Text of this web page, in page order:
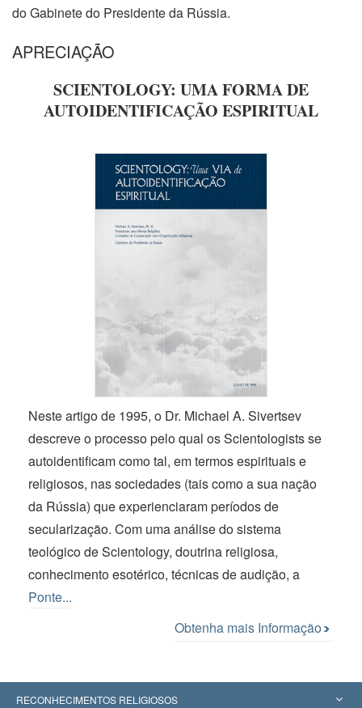
do Gabinete do Presidente da Rússia.
APRECIAÇÃO
SCIENTOLOGY: UMA FORMA DE
AUTOIDENTIFICAÇÃO ESPIRITUAL
Neste artigode 1995, o Dr. Michael A. Sivertsev
descreve o processo pelo qual os Scientologists se
autoidentificam como tal, em termos espirituais e
religiosos, nas sociedades (tais como a sua nação
da Rússia) que experienciaram períodos de
secularização. Com uma análise do sistema
teológico de Scientology, doutrina religiosa,
conhecimento esotérico, técnicas de audição, a
Ponte...
Obtenha mais Informação
RECONHECIMENTOS RELIGIOSOS